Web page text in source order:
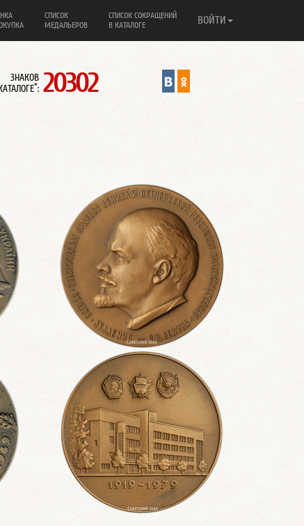
СПИСОК
МЕДАЛЬЕРОВ
СПИСОК СОКРАЩЕНИЙ
В КАТАЛОГЕ
ВОЙТИ
ЗНАКОВ
*: 20302